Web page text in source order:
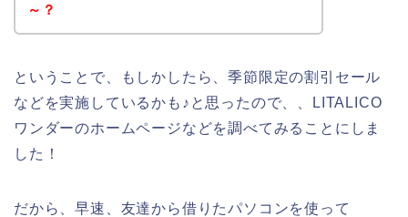
～？
ということで、もしかしたら、季節限定の割引セール
などを実施しているかも♪と思ったので、、LITALICO
ワンダーのホームページなどを調べてみることにしま
した！
だから、早速、友達から借りたパソコンを使って